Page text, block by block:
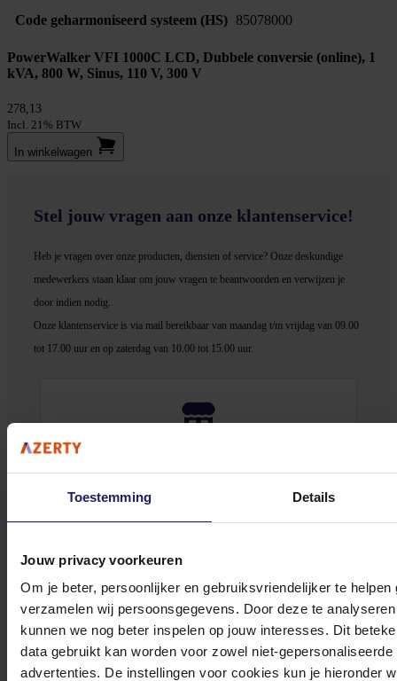
Toestemming Details
Jouw privacy voorkeuren
Om je beter, persoonlijker en gebruiksvriendelijker te
verzamelen wij persoonsgegevens. Door deze te
kunnen we nog beter inspelen op jouw interesses. Dit
data gebruikt kan worden voor zowel niet-
advertenties. De instellingen voor cookies kun je hieronder
Code geharmoniseerd systeem (HS) 85078000
PowerWalker VFI 1000C LCD, Dubbele conversie (online), 1
kVA, 800 W, Sinus, 110 V, 300 V
278,13
Incl. 21% BTW
In winkel­wagen
Stel jouw vragen aan onze klantenservice!
Heb je vragen over onze producten, diensten of service? Onze deskundige
medewerkers staan klaar om jouw vragen te beantwoorden en verwijzen je
door indien nodig.
Onze klantenservice is via mail bereikbaar van maandag t/m vrijdag van 09.00
tot 17.00 uur en op zaterdag van 10.00 tot 15.00 uur.
Bekijk onze veelgestelde vragen
0572 328 120